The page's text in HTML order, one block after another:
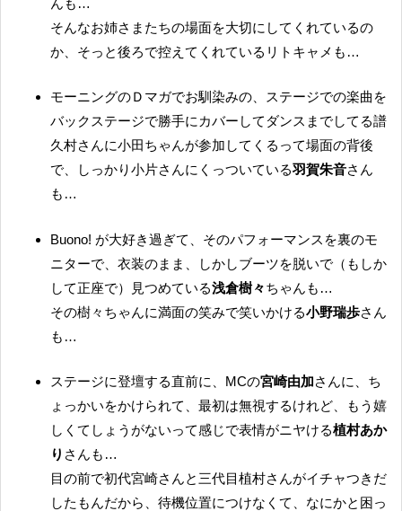
んも…
そんなお姉さまたちの場面を大切にしてくれているの
か、そっと後ろで控えてくれているリトキャメも…
モーニングのＤマガでお馴染みの、ステージでの楽曲を
バックステージで勝手にカバーしてダンスまでしてる譜
久村さんに小田ちゃんが参加してくるって場面の背後
で、しっかり小片さんにくっついている羽賀朱音さん
も…
Buono! が大好き過ぎて、そのパフォーマンスを裏のモ
ニターで、衣装のまま、しかしブーツを脱いで（もしか
して正座で）見つめている浅倉樹々ちゃんも…
その樹々ちゃんに満面の笑みで笑いかける小野瑞歩さん
も…
ステージに登壇する直前に、MCの宮崎由加さんに、ち
ょっかいをかけられて、最初は無視するけれど、もう嬉
しくてしょうがないって感じで表情がニヤける植村あか
り さんも…
目の前で初代宮崎さんと三代目植村さんがイチャつきだ
したもんだから、待機位置につけなくて、なにかと困っ